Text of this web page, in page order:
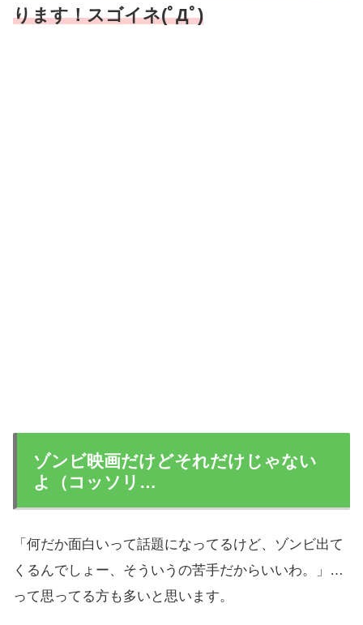
ります！スゴイネ(ﾟДﾟ)
ゾンビ映画だけどそれだけじゃない
よ（コッソリ…
「何だか面白いって話題になってるけど、ゾンビ出て
くるんでしょー、そういうの苦手だからいいわ。」…
って思ってる方も多いと思います。